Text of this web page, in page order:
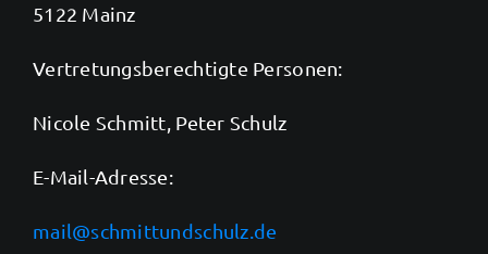
5122 Mainz
Vertretungsberechtigte Personen:
Nicole Schmitt, Peter Schulz
E-Mail-Adresse:
mail@schmittundschulz.de